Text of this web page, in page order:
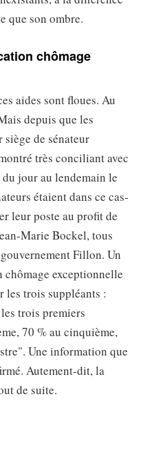
que son ombre.
chômage
aides sont floues. Au
depuis que les
de sénateur
très conciliant avec
jour au lendemain le
étaient dans ce cas-
leur poste au profit de
Marie Bockel, tous
Fillon. Un
exceptionnelle
les trois suppléants :
trois premiers
70 % au cinquième,
Une information que
Autement-dit, la
de suite.